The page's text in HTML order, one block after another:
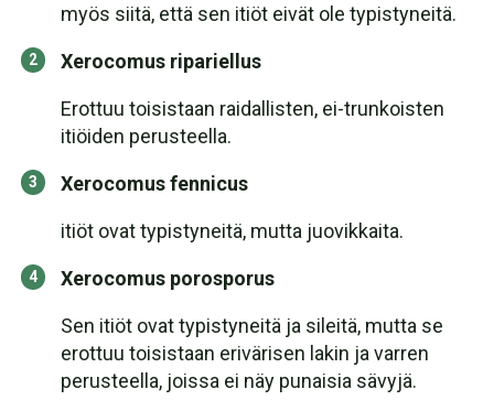
myös siitä, että sen itiöt eivät ole typistyneitä.
Xerocomus ripariellus
Erottuu toisistaan raidallisten, ei-trunkoisten
itiöiden perusteella.
Xerocomus fennicus
itiöt ovat typistyneitä, mutta juovikkaita.
Xerocomus porosporus
Sen itiöt ovat typistyneitä ja sileitä, mutta se
erottuu toisistaan erivärisen lakin ja varren
perusteella, joissa ei näy punaisia sävyjä.